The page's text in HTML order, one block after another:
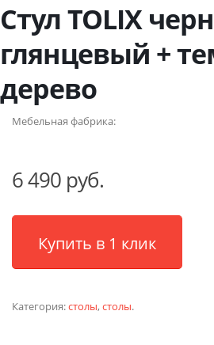
Стул TOLIX
глянцевый +
дерево
Мебельная фабрика:
6 490 руб.
Купить в 1 клик
Категория:столы,столы.